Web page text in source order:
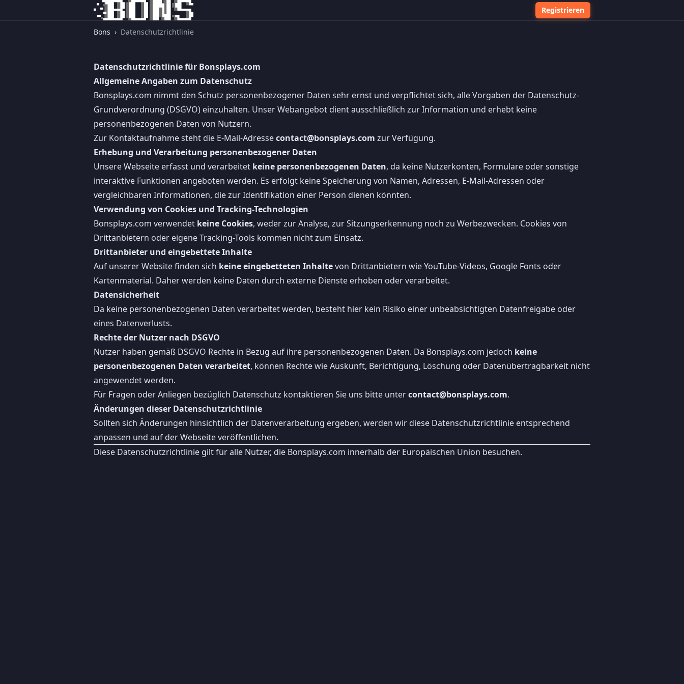
Registrieren
Bons › Datenschutzrichtlinie
Datenschutzrichtlinie für Bonsplays.com
Allgemeine Angaben zum Datenschutz
Bonsplays.com nimmt den Schutz personenbezogener Daten sehr ernst und verpflichtet sich, alle Vorgaben der Datenschutz-
Grundverordnung (DSGVO) einzuhalten. Unser Webangebot dient ausschließlich zur Information und erhebt keine
personenbezogenen Daten von Nutzern.
Zur Kontaktaufnahme steht die E-Mail-Adressecontact@bonsplays.com zur Verfügung.
Erhebung und Verarbeitung personenbezogener Daten
Unsere Webseite erfasst und verarbeitet keine personenbezogenen Daten, da keine Nutzerkonten, Formulare oder sonstige
interaktive Funktionen angeboten werden. Es erfolgt keine Speicherung von Namen, Adressen, E-Mail-Adressen oder
vergleichbaren Informationen, die zur Identifikation einer Person dienen könnten.
Verwendung von Cookies und Tracking-Technologien
Bonsplays.com verwendet keine Cookies, weder zur Analyse, zur Sitzungserkennung noch zu Werbezwecken. Cookies von
Drittanbietern oder eigene Tracking-Tools kommen nicht zum Einsatz.
Drittanbieter und eingebettete Inhalte
Auf unserer Website finden sich keine eingebetteten Inhaltevon Drittanbietern wie YouTube-Videos, Google Fonts oder
Kartenmaterial. Daher werden keine Daten durch externe Dienste erhoben oder verarbeitet.
Datensicherheit
Da keine personenbezogenen Daten verarbeitet werden, besteht hier kein Risiko einer unbeabsichtigten Datenfreigabe oder
eines Datenverlusts.
Rechte der Nutzer nach DSGVO
Nutzer haben gemäß DSGVO Rechte in Bezug auf ihre personenbezogenen Daten. Da Bonsplays.com jedoch keine
personenbezogenen Daten verarbeitet, können Rechte wie Auskunft, Berichtigung, Löschung oder Datenübertragbarkeit nicht
angewendet werden.
Für Fragen oder Anliegen bezüglich Datenschutz kontaktieren Sie uns bitte untercontact@bonsplays.com.
Änderungen dieser Datenschutzrichtlinie
Sollten sich Änderungen hinsichtlich der Datenverarbeitung ergeben, werden wir diese Datenschutzrichtlinie entsprechend
anpassen und auf der Webseite veröffentlichen.
Diese Datenschutzrichtlinie gilt für alle Nutzer, die Bonsplays.com innerhalb der Europäischen Union besuchen.